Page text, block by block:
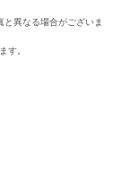
異なる場合がございま
す。